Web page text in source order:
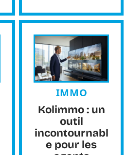
IMMO
Kolimmo : un
outil
incontournabl
e pour les